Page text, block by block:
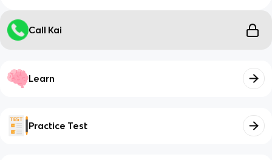
Call Kai
Learn
Practice Test